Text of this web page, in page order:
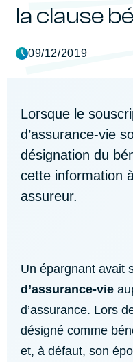
la clause
09/12/2019
Lorsque le
d’assurance-vie
désignation du
cette information
assureur.
Un épargnant avait
d’assurance-vie
d’assurance. Lors
désigné comme
et, à défaut, son